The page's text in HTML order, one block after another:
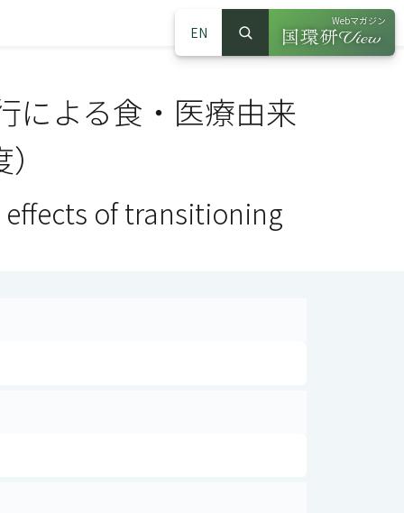
EN
サイト内検索
検索
Webマガジン
（別ウインドウ
による食・医療由来
of transitioning